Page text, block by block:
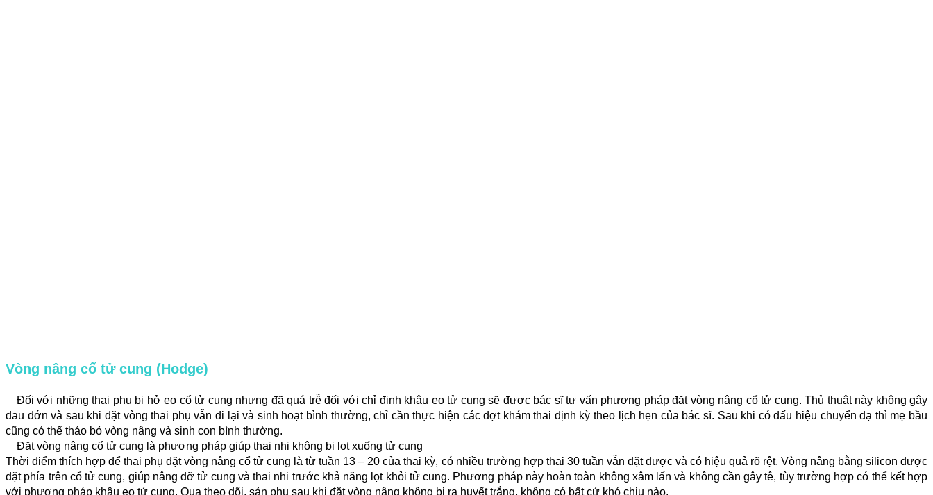
Vòng nâng cổ tử cung (Hodge)
Đối với những thai phụ bị hở eo cổ tử cung nhưng đã quá trễ đối với chỉ định khâu eo tử cung sẽ được bác sĩ tư vấn phương pháp đặt vòng nâng cổ tử cung. Thủ thuật này không gây
đau đớn và sau khi đặt vòng thai phụ vẫn đi lại và sinh hoạt bình thường, chỉ cần thực hiện các đợt khám thai định kỳ theo lịch hẹn của bác sĩ. Sau khi có dấu hiệu chuyển dạ thì mẹ bầu
cũng có thể tháo bỏ vòng nâng và sinh con bình thường.
Đặt vòng nâng cổ tử cung là phương pháp giúp thai nhi không bị lọt xuống tử cung
Thời điểm thích hợp để thai phụ đặt vòng nâng cổ tử cung là từ tuần 13 – 20 của thai kỳ, có nhiều trường hợp thai 30 tuần vẫn đặt được và có hiệu quả rõ rệt. Vòng nâng bằng silicon được
đặt phía trên cổ tử cung, giúp nâng đỡ tử cung và thai nhi trước khả năng lọt khỏi tử cung. Phương pháp này hoàn toàn không xâm lấn và không cần gây tê, tùy trường hợp có thể kết hợp
với phương pháp khâu eo tử cung. Qua theo dõi, sản phụ sau khi đặt vòng nâng không bị ra huyết trắng, không có bất cứ khó chịu nào.